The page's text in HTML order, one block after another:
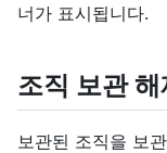
너가 표시됩니다.
조직 보관 해
보관된 조직을 보